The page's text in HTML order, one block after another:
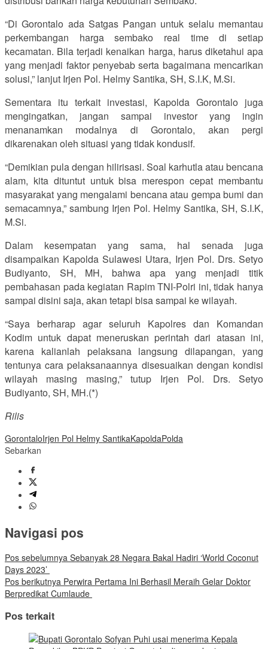
“Di Gorontalo ada Satgas Pangan untuk selalu memantau
perkembangan harga sembako real time di setiap
kecamatan. Bila terjadi kenaikan harga, harus diketahui apa
yang menjadi faktor penyebab serta bagaimana mencarikan
solusi,” lanjut Irjen Pol. Helmy Santika, SH, S.I.K, M.Si.
Sementara itu terkait investasi, Kapolda Gorontalo juga
mengingatkan, jangan sampai investor yang ingin
menanamkan modalnya di Gorontalo, akan pergi
dikarenakan oleh situasi yang tidak kondusif.
“Demikian pula dengan hilirisasi. Soal karhutla atau bencana
alam, kita dituntut untuk bisa merespon cepat membantu
masyarakat yang mengalami bencana atau gempa bumi dan
semacamnya,” sambung Irjen Pol. Helmy Santika, SH, S.I.K,
M.Si.
Dalam kesempatan yang sama, hal senada juga
disampaikan Kapolda Sulawesi Utara, Irjen Pol. Drs. Setyo
Budiyanto, SH, MH, bahwa apa yang menjadi titik
pembahasan pada kegiatan Rapim TNI-Polri ini, tidak hanya
sampai disini saja, akan tetapi bisa sampai ke wilayah.
“Saya berharap agar seluruh Kapolres dan Komandan
Kodim untuk dapat meneruskan perintah dari atasan ini,
karena kalianlah pelaksana langsung dilapangan, yang
tentunya cara pelaksanaannya disesuaikan dengan kondisi
wilayah masing masing,” tutup Irjen Pol. Drs. Setyo
Budiyanto, SH, MH.(*)
Rilis
GorontaloIrjen Pol Helmy SantikaKapoldaPolda
Sebarkan
Navigasi pos
Pos sebelumnya Sebanyak 28 Negara Bakal Hadiri ‘World Coconut
Days 2023’
Pos berikutnya Perwira Pertama Ini Berhasil Meraih Gelar Doktor
Berpredikat Cumlaude
Pos terkait